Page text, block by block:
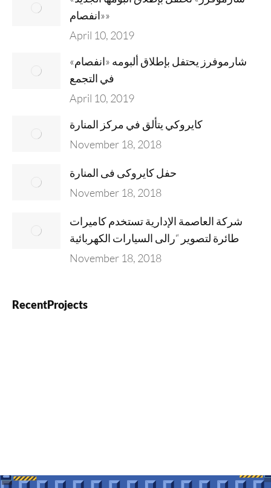
«انفصام»
April 10, 2019
شارموفرز يحتفل بإطلاق ألبومه «انفصام»
في التجمع
April 10, 2019
كايروكي يتألق في مركز المنارة
November 18, 2018
حفل كايروكى فى المنارة
November 18, 2018
شركة العاصمة الإدارية تستخدم كاميرات
طائرة لتصوير “رالى السيارات الكهربائية
November 18, 2018
RecentProjects